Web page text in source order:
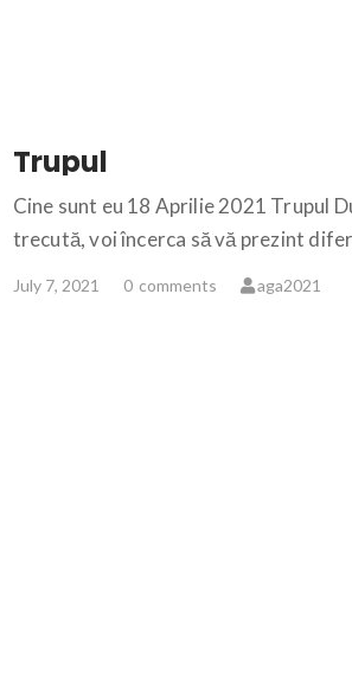
Trupul
Cine sunt eu 18 Aprilie 2021 Trupul
trecută, voi încerca să vă prezint
July 7, 2021 0 comments aga2021